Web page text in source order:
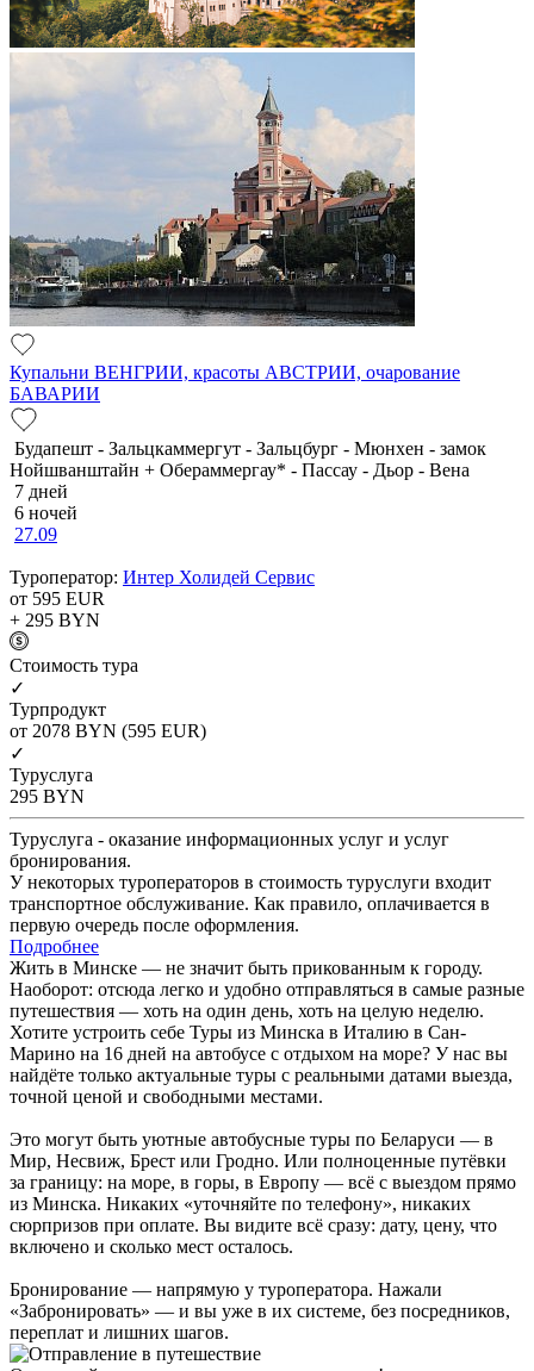
Купальни ВЕНГРИИ, красоты АВСТРИИ, очарование
БАВАРИИ
Будапешт - Зальцкаммергут - Зальцбург - Мюнхен - замок
Нойшванштайн + Обераммергау* - Пассау - Дьор - Вена
7 дней
6 ночей
27.09
Туроператор: Интер Холидей Сервис
от 595 EUR
+ 295 BYN
Cтоимость тура
✓
Турпродукт
от 2078 BYN (595 EUR)
✓
Туруслуга
295 BYN
Туруслуга - оказание информационных услуг и услуг
бронирования.
У некоторых туроператоров в стоимость туруслуги входит
транспортное обслуживание. Как правило, оплачивается в
первую очередь после оформления.
Подробнее
Жить в Минске — не значит быть прикованным к городу.
Наоборот: отсюда легко и удобно отправляться в самые разные
путешествия — хоть на один день, хоть на целую неделю.
Хотите устроить себе Туры из Минска в Италию в Сан-
Марино на 16 дней на автобусе с отдыхом на море? У нас вы
найдёте только актуальные туры с реальными датами выезда,
точной ценой и свободными местами.
Это могут быть уютные автобусные туры по Беларуси — в
Мир, Несвиж, Брест или Гродно. Или полноценные путёвки
за границу: на море, в горы, в Европу — всё с выездом прямо
из Минска. Никаких «уточняйте по телефону», никаких
сюрпризов при оплате. Вы видите всё сразу: дату, цену, что
включено и сколько мест осталось.
Бронирование — напрямую у туроператора. Нажали
«Забронировать» — и вы уже в их системе, без посредников,
переплат и лишних шагов.